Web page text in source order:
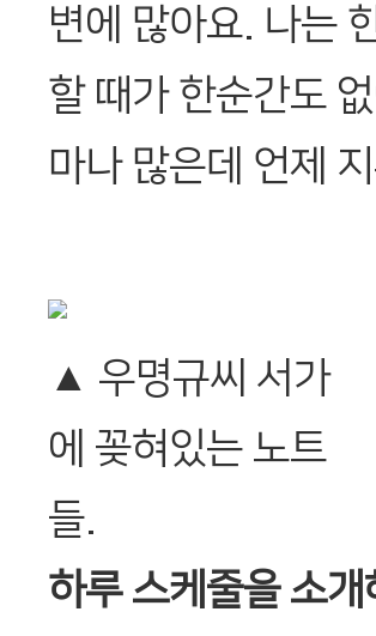
변에 많아요. 나는
할 때가 한순간도
마나 많은데 언제
▲ 우명규씨 서가
에 꽂혀있는 노트
들.
하루 스케줄을 소